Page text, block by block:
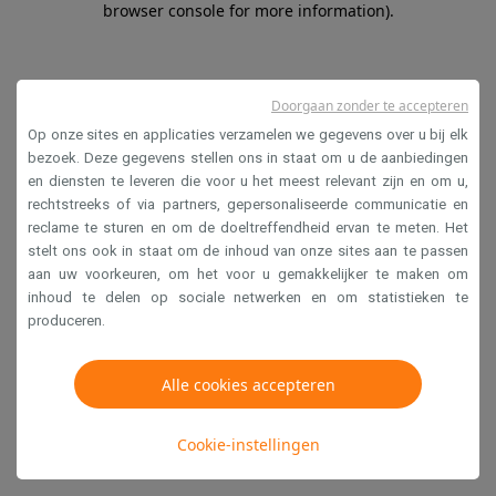
browser console for more information).
Op onze sites en applicaties verzamelen we gegevens over u bij elk
bezoek. Deze gegevens stellen ons in staat om u de aanbiedingen
en diensten te leveren die voor u het meest relevant zijn en om u,
rechtstreeks of via partners, gepersonaliseerde communicatie en
reclame te sturen en om de doeltreffendheid ervan te meten. Het
stelt ons ook in staat om de inhoud van onze sites aan te passen
aan uw voorkeuren, om het voor u gemakkelijker te maken om
inhoud te delen op sociale netwerken en om statistieken te
produceren.
Alle cookies accepteren
Cookie-instellingen
Doorgaan zonder te accepteren